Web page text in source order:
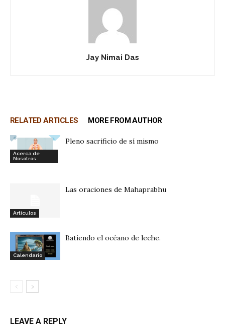
Jay Nimai Das
RELATED ARTICLES MORE FROM AUTHOR
Acerca de
Nosotros
Pleno sacrificio de sí mismo
Articulos
Las oraciones de Mahaprabhu
Calendario
Batiendo el océano de leche.
LEAVE A REPLY